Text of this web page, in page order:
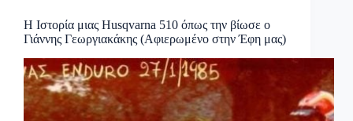
Η Ιστορία μιας Husqvarna 510 όπως την βίωσε ο
Γιάννης Γεωργιακάκης (Αφιερωμένο στην Έφη μας)